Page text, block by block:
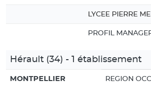
LYCEE PIERRE
PROFIL
Hérault (34) - 1 établissement
MONTPELLIER REGION